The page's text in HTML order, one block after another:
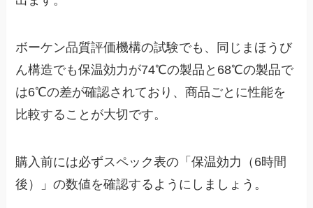
ボーケン品質評価機構の試験でも、同じまほうび
ん構造でも保温効力が74℃の製品と68℃の製品で
は6℃の差が確認されており、商品ごとに性能を
比較することが大切です。
購入前には必ずスペック表の「保温効力（6時間
後）」の数値を確認するようにしましょう。